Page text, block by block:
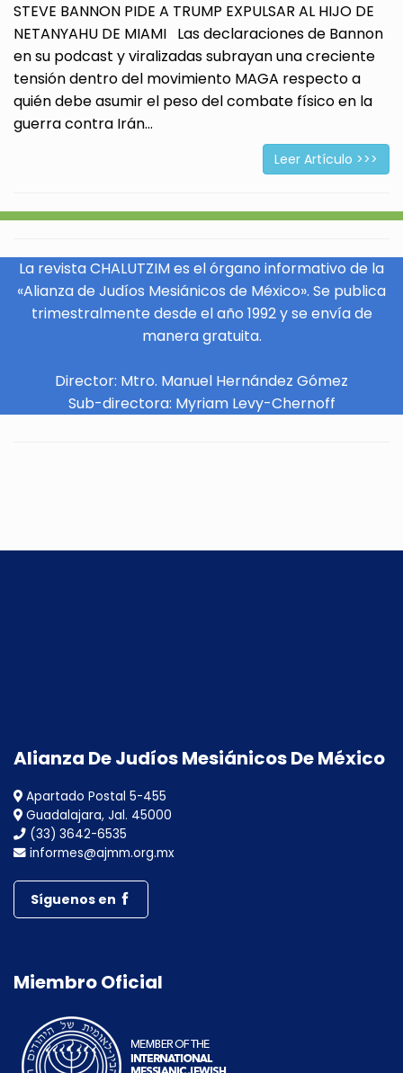
STEVE BANNON PIDE A TRUMP EXPULSAR AL HIJO DE
NETANYAHU DE MIAMI Las declaraciones de Bannon
en su podcast y viralizadas subrayan una creciente
tensión dentro del movimiento MAGA respecto a
quién debe asumir el peso del combate físico en la
guerra contra Irán...
Leer Artículo >>>
La revista CHALUTZIM es el órgano informativo de la
«Alianza de Judíos Mesiánicos de México». Se publica
trimestralmente desde el año 1992 y se envía de
manera gratuita.
Director: Mtro. Manuel Hernández Gómez
Sub-directora: Myriam Levy-Chernoff
Alianza De Judíos Mesiánicos De México
Apartado Postal 5-455
Guadalajara, Jal. 45000
(33) 3642-6535
informes@ajmm.org.mx
Síguenos en
Miembro Oficial